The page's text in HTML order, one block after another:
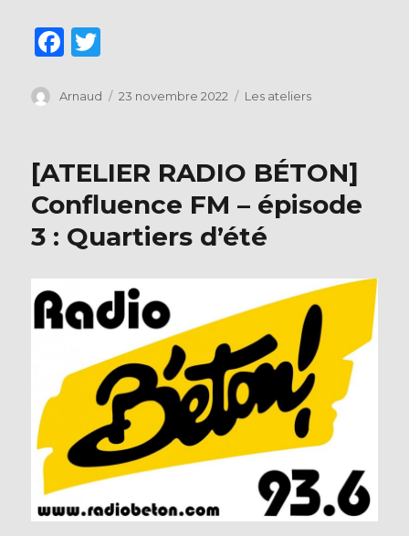
F
c
b
o
o
k
it
r
Auteur
Arnaud
Publié
23 novembre 2022 Catégories
Les ateliers
[ATELIER RADIO BÉTON]
Confluence FM – épisode
3 : Quartiers d’été